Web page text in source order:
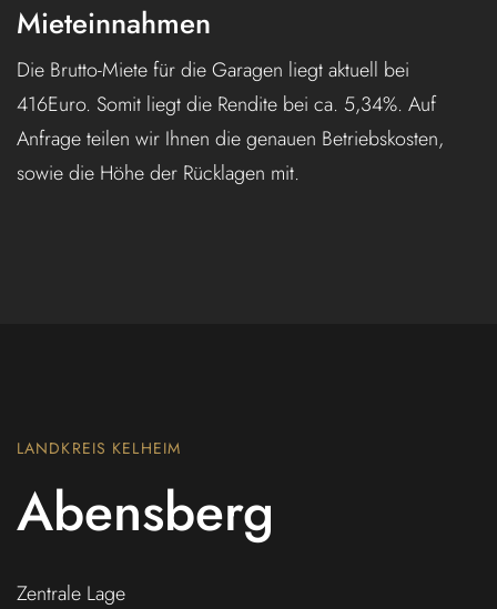
Mieteinnahmen
Die Brutto-Miete für die Garagen liegt aktuell bei
416Euro. Somit liegt die Rendite bei ca. 5,34%. Auf
Anfrage teilen wir Ihnen die genauen Betriebskosten,
sowie die Höhe der Rücklagen mit.
LANDKREIS KELHEIM
Abensberg
Zentrale Lage